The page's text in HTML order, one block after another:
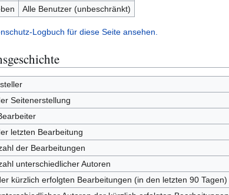
Alle Benutzer (unbeschränkt)
Logbuch für diese Seite ansehen.
Seitenerstellung
letzten Bearbeitung
der Bearbeitungen
unterschiedlicher Autoren
kürzlich erfolgten Bearbeitungen (in den letzten 90 Tagen)